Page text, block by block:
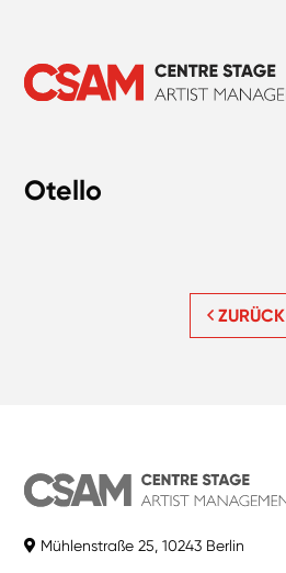
Otello
ZURÜCK
Mühlenstraße 25, 10243 Berlin